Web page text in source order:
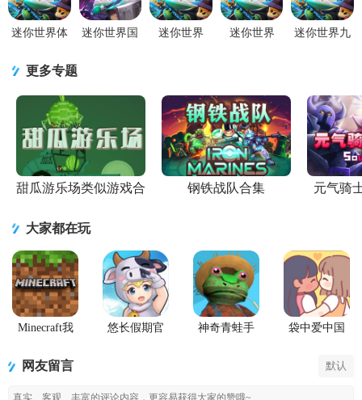
迷你世界体
v1.57.0 安卓
迷你世界国
迷你世界
迷你世界
迷你世界九
更多专题
甜瓜游乐场类似游戏合
钢铁战队合集 元气骑
大家都在玩
Minecraft我
悠长假期官
神奇青蛙手
袋中爱中国
网友留言 默认